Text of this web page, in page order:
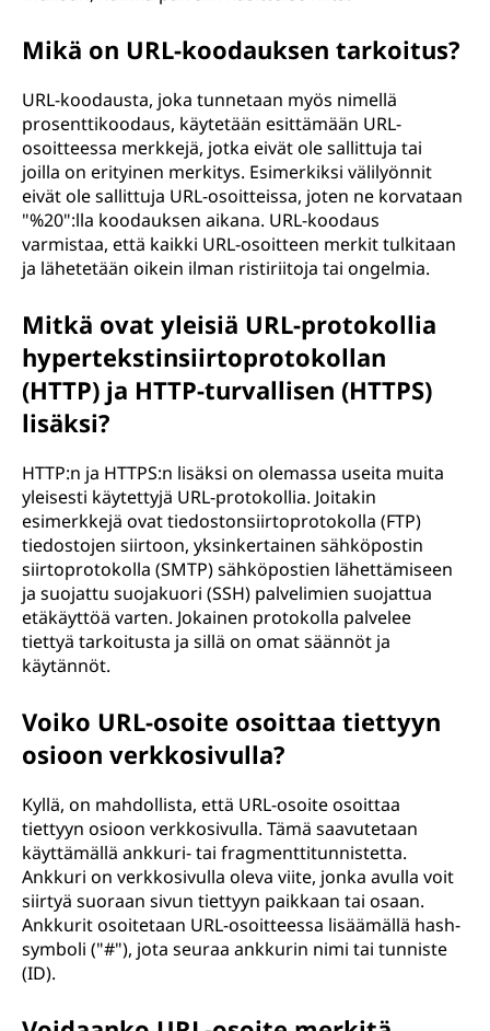
Mikä on URL-koodauksen tarkoitus?
URL-koodausta, joka tunnetaan myös nimellä
prosenttikoodaus, käytetään esittämään URL-
osoitteessa merkkejä, jotka eivät ole sallittuja tai
joilla on erityinen merkitys. Esimerkiksi välilyönnit
eivät ole sallittuja URL-osoitteissa, joten ne korvataan
"%20":lla koodauksen aikana. URL-koodaus
varmistaa, että kaikki URL-osoitteen merkit tulkitaan
ja lähetetään oikein ilman ristiriitoja tai ongelmia.
Mitkä ovat yleisiä URL-protokollia
hypertekstinsiirtoprotokollan
(HTTP) ja HTTP-turvallisen (HTTPS)
lisäksi?
HTTP:n ja HTTPS:n lisäksi on olemassa useita muita
yleisesti käytettyjä URL-protokollia. Joitakin
esimerkkejä ovat tiedostonsiirtoprotokolla (FTP)
tiedostojen siirtoon, yksinkertainen sähköpostin
siirtoprotokolla (SMTP) sähköpostien lähettämiseen
ja suojattu suojakuori (SSH) palvelimien suojattua
etäkäyttöä varten. Jokainen protokolla palvelee
tiettyä tarkoitusta ja sillä on omat säännöt ja
käytännöt.
Voiko URL-osoite osoittaa tiettyyn
osioon verkkosivulla?
Kyllä, on mahdollista, että URL-osoite osoittaa
tiettyyn osioon verkkosivulla. Tämä saavutetaan
käyttämällä ankkuri- tai fragmenttitunnistetta.
Ankkuri on verkkosivulla oleva viite, jonka avulla voit
siirtyä suoraan sivun tiettyyn paikkaan tai osaan.
Ankkurit osoitetaan URL-osoitteessa lisäämällä hash-
symboli ("#"), jota seuraa ankkurin nimi tai tunniste
(ID).